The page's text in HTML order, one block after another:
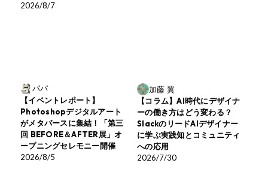
2026/8/7
パパ
【イベントレポート】
Photoshopデジタルアート
がメタバースに集結！「第三
回 BEFORE＆AFTER展」オ
ープニングセレモニー開催
2026/8/5
加藤 翼
【コラム】AI時代にデザイナ
ーの働き方はどう変わる？
SlackのリードAIデザイナー
に学ぶ実践知とコミュニティ
への応用
2026/7/30